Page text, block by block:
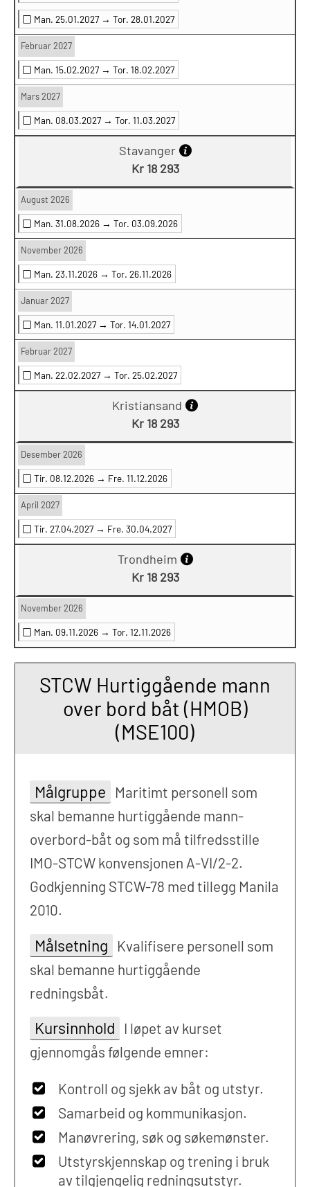
Man. 25.01.2027 → Tor. 28.01.2027
Februar 2027
Man. 15.02.2027 → Tor. 18.02.2027
Mars 2027
Man. 08.03.2027 → Tor. 11.03.2027
Stavanger
Kr 18 293
August 2026
Man. 31.08.2026 → Tor. 03.09.2026
November 2026
Man. 23.11.2026 → Tor. 26.11.2026
Januar 2027
Man. 11.01.2027 → Tor. 14.01.2027
Februar 2027
Man. 22.02.2027 → Tor. 25.02.2027
Kristiansand
Kr 18 293
Desember 2026
Tir. 08.12.2026 → Fre. 11.12.2026
April 2027
Tir. 27.04.2027 → Fre. 30.04.2027
Trondheim
Kr 18 293
November 2026
Man. 09.11.2026 → Tor. 12.11.2026
STCW Hurtiggående mann
over bord båt (HMOB)
(MSE100)
Målgruppe
Maritimt personell som
skal bemanne hurtiggående mann-
overbord-båt og som må tilfredsstille
IMO-STCW konvensjonen A-VI/2-2.
Godkjenning STCW-78 med tillegg Manila
2010.
Målsetning
Kvalifisere personell som
skal bemanne hurtiggående
redningsbåt.
Kursinnhold
I løpet av kurset
gjennomgås følgende emner:
Kontroll og sjekk av båt og utstyr.
Samarbeid og kommunikasjon.
Manøvrering, søk og søkemønster.
Utstyrskjennskap og trening i bruk
av tilgjengelig redningsutstyr.